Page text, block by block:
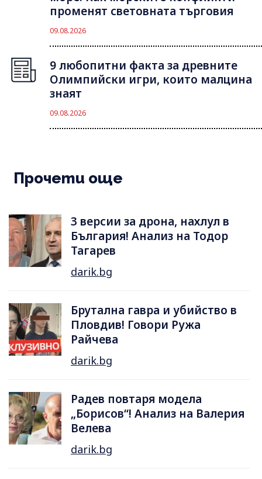
променят световната търговия
09.08.2026
9 любопитни факта за древните
Олимпийски игри, които малцина
знаят
09.08.2026
Прочети още
3 версии за дрона, нахлул в
България! Анализ на Тодор
Тагарев
darik.bg
Брутална гавра и убийство в
Пловдив! Говори Ружа
Райчева
darik.bg
Радев повтаря модела
„Борисов“! Анализ на Валерия
Велева
darik.bg